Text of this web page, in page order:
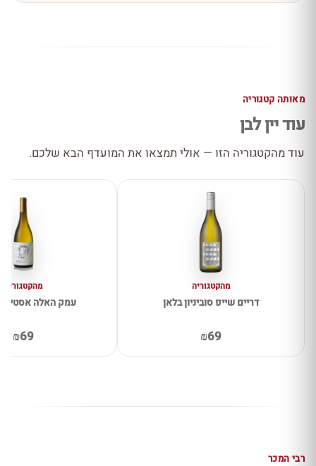
מאותה קטגוריה
עוד יין לבן
עוד מהקטגוריה הזו — אולי תמצאו את המועדף הבא שלכם.
מהקטגוריה
דריים שייפ סוביניון בלאן
₪69
מהקטגוריה
עמק האלה אסטייט
₪69
רבי המכר